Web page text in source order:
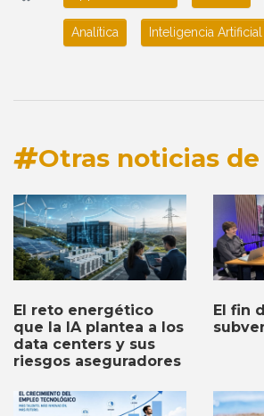
Analítica Inteligencia Artificial
Otras noticias
El reto energético
que la IA plantea a los
data centers y sus
riesgos aseguradores
El fin